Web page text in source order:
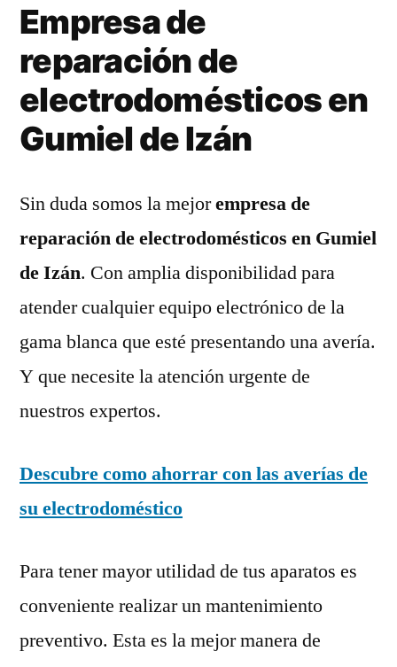
Empresa de
reparación de
electrodomésticos en
Gumiel de Izán
Sin duda somos la mejorempresa de
reparación de electrodomésticos en Gumiel
de Izán. Con amplia disponibilidad para
atender cualquier equipo electrónico de la
gama blanca que esté presentando una avería.
Y que necesite la atención urgente de
nuestros expertos.
Descubre como ahorrar con las averías de
su electrodoméstico
Para tener mayor utilidad de tus aparatos es
conveniente realizar un mantenimiento
preventivo. Esta es la mejor manera de